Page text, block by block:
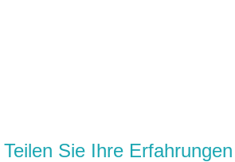
Teilen Sie Ihre